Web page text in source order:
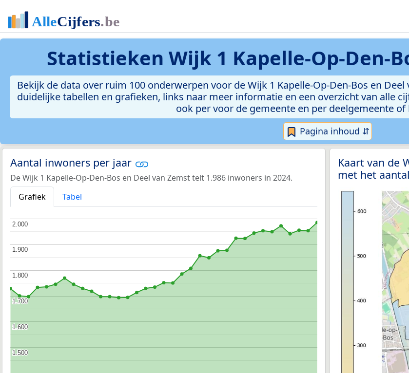
Statistieken Wijk 1 Kapelle-Op-Den-
Bekijk de data over ruim 100 onderwerpen voor de Wijk 1 Kapelle-Op-Den-Bos en
duidelijke tabellen en grafieken, links naar meer informatie en een overzicht van alle
ook per voor de gemeente en per deelgemeente
Pagina inhoud ⇵
Aantal inwoners per jaar
De Wijk 1 Kapelle-Op-Den-Bos en Deel van Zemst telt 1.986 inwoners in 2024.
Grafiek
Tabel
1.500
1.500
1.600
1.600
1.700
1.700
1.800
1.800
1.900
1.900
2.000
2.000
Kaart van de
met het